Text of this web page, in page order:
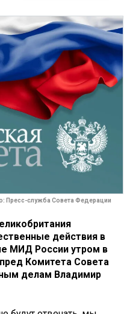
Пресс-служба Совета Федерации
действия в
МИД России утром в
Комитета Совета
делам Владимир